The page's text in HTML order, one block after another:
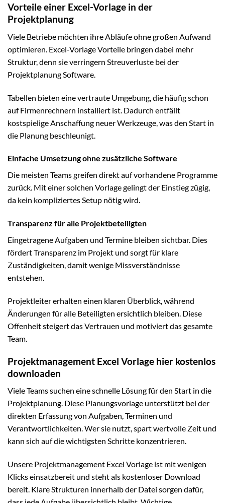
Vorteile einer Excel-Vorlage in der
Projektplanung
Viele Betriebe möchten ihre Abläufe ohne großen Aufwand
optimieren. Excel-Vorlage Vorteile bringen dabei mehr
Struktur, denn sie verringern Streuverluste bei der
Projektplanung Software.
Tabellen bieten eine vertraute Umgebung, die häufig schon
auf Firmenrechnern installiert ist. Dadurch entfällt
kostspielige Anschaffung neuer Werkzeuge, was den Start in
die Planung beschleunigt.
Einfache Umsetzung ohne zusätzliche Software
Die meisten Teams greifen direkt auf vorhandene Programme
zurück. Mit einer solchen Vorlage gelingt der Einstieg zügig,
da kein kompliziertes Setup nötig wird.
Transparenz für alle Projektbeteiligten
Eingetragene Aufgaben und Termine bleiben sichtbar. Dies
fördert Transparenz im Projekt und sorgt für klare
Zuständigkeiten, damit wenige Missverständnisse
entstehen.
Projektleiter erhalten einen klaren Überblick, während
Änderungen für alle Beteiligten ersichtlich bleiben. Diese
Offenheit steigert das Vertrauen und motiviert das gesamte
Team.
Projektmanagement Excel Vorlage hier kostenlos
downloaden
Viele Teams suchen eine schnelle Lösung für den Start in die
Projektplanung. Diese Planungsvorlage unterstützt bei der
direkten Erfassung von Aufgaben, Terminen und
Verantwortlichkeiten. Wer sie nutzt, spart wertvolle Zeit und
kann sich auf die wichtigsten Schritte konzentrieren.
Unsere Projektmanagement Excel Vorlage ist mit wenigen
Klicks einsatzbereit und steht als kostenloser Download
bereit. Klare Strukturen innerhalb der Datei sorgen dafür,